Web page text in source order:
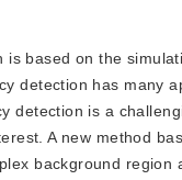
is based on the
detection has many
detection is a
A new method
background